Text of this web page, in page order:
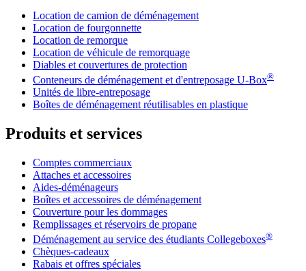
Location de camion de déménagement
Location de fourgonnette
Location de remorque
Location de véhicule de remorquage
Diables et couvertures de protection
Conteneurs de déménagement et d'entreposage U-Box®
Unités de libre-entreposage
Boîtes de déménagement réutilisables en plastique
Produits et services
Comptes commerciaux
Attaches et accessoires
Aides-déménageurs
Boîtes et accessoires de déménagement
Couverture pour les dommages
Remplissages et réservoirs de propane
Déménagement au service des étudiants Collegeboxes®
Chèques-cadeaux
Rabais et offres spéciales